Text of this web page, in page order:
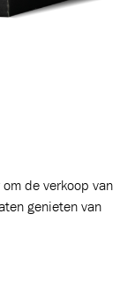
de verkoop van
genieten van